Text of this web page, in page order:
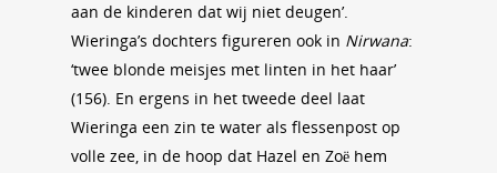
aan de kinderen dat wij niet deugen’.
Wieringa’s dochters figureren ook in Nirwana:
‘twee blonde meisjes met linten in het haar’
(156). En ergens in het tweede deel laat
Wieringa een zin te water als flessenpost op
volle zee, in de hoop dat Hazel en Zoë hem